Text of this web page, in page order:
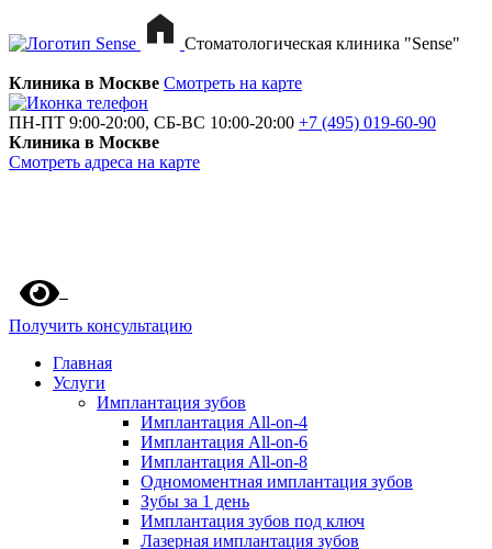
Стоматологическая клиника "Sense"
Клиника в Москве Смотреть на карте
ПН-ПТ 9:00-20:00, СБ-ВС 10:00-20:00 +7 (495) 019-60-90
Клиника в Москве
Смотреть адреса на карте
Получить консультацию
Главная
Услуги
Имплантация зубов
Имплантация All-on-4
Имплантация All-on-6
Имплантация All-on-8
Одномоментная имплантация зубов
Зубы за 1 день
Имплантация зубов под ключ
Лазерная имплантация зубов